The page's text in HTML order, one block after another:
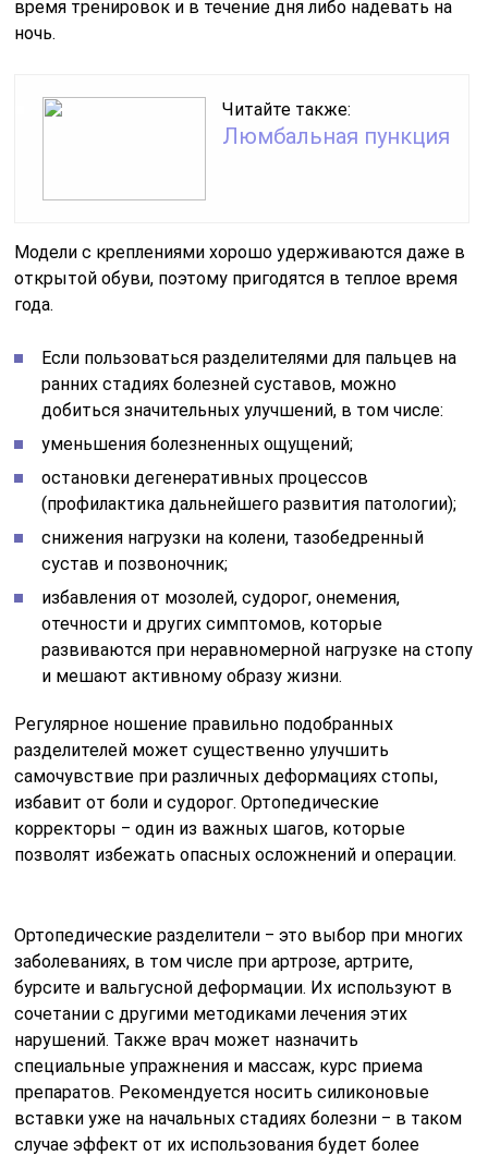
время тренировок и в течение дня либо надевать на
ночь.
Читайте также:
Люмбальная пункция
Модели с креплениями хорошо удерживаются даже в
открытой обуви, поэтому пригодятся в теплое время
года.
Если пользоваться разделителями для пальцев на
ранних стадиях болезней суставов, можно
добиться значительных улучшений, в том числе:
уменьшения болезненных ощущений;
остановки дегенеративных процессов
(профилактика дальнейшего развития патологии);
снижения нагрузки на колени, тазобедренный
сустав и позвоночник;
избавления от мозолей, судорог, онемения,
отечности и других симптомов, которые
развиваются при неравномерной нагрузке на стопу
и мешают активному образу жизни.
Регулярное ношение правильно подобранных
разделителей может существенно улучшить
самочувствие при различных деформациях стопы,
избавит от боли и судорог. Ортопедические
корректоры ‒ один из важных шагов, которые
позволят избежать опасных осложнений и операции.
Ортопедические разделители ‒ это выбор при многих
заболеваниях, в том числе при артрозе, артрите,
бурсите и вальгусной деформации. Их используют в
сочетании с другими методиками лечения этих
нарушений. Также врач может назначить
специальные упражнения и массаж, курс приема
препаратов. Рекомендуется носить силиконовые
вставки уже на начальных стадиях болезни ‒ в таком
случае эффект от их использования будет более